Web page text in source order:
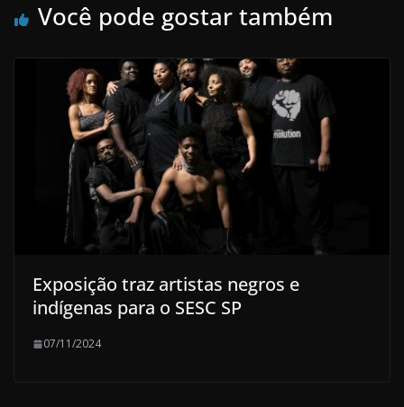
Você pode gostar também
Exposição traz artistas negros e
indígenas para o SESC SP
07/11/2024